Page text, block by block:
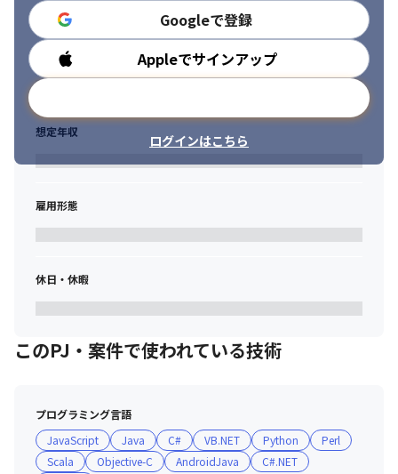
Googleで登録
Appleでサインアップ
ログインはこちら
勤務時間
想定年収
雇用形態
休日・休暇
このPJ・案件で使われている技術
プログラミング言語
JavaScript
Java C# VB.NET Python
Perl
Scala
Objective-C AndroidJava C#.NET